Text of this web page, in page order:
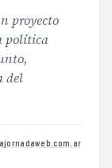
proyecto
política
del